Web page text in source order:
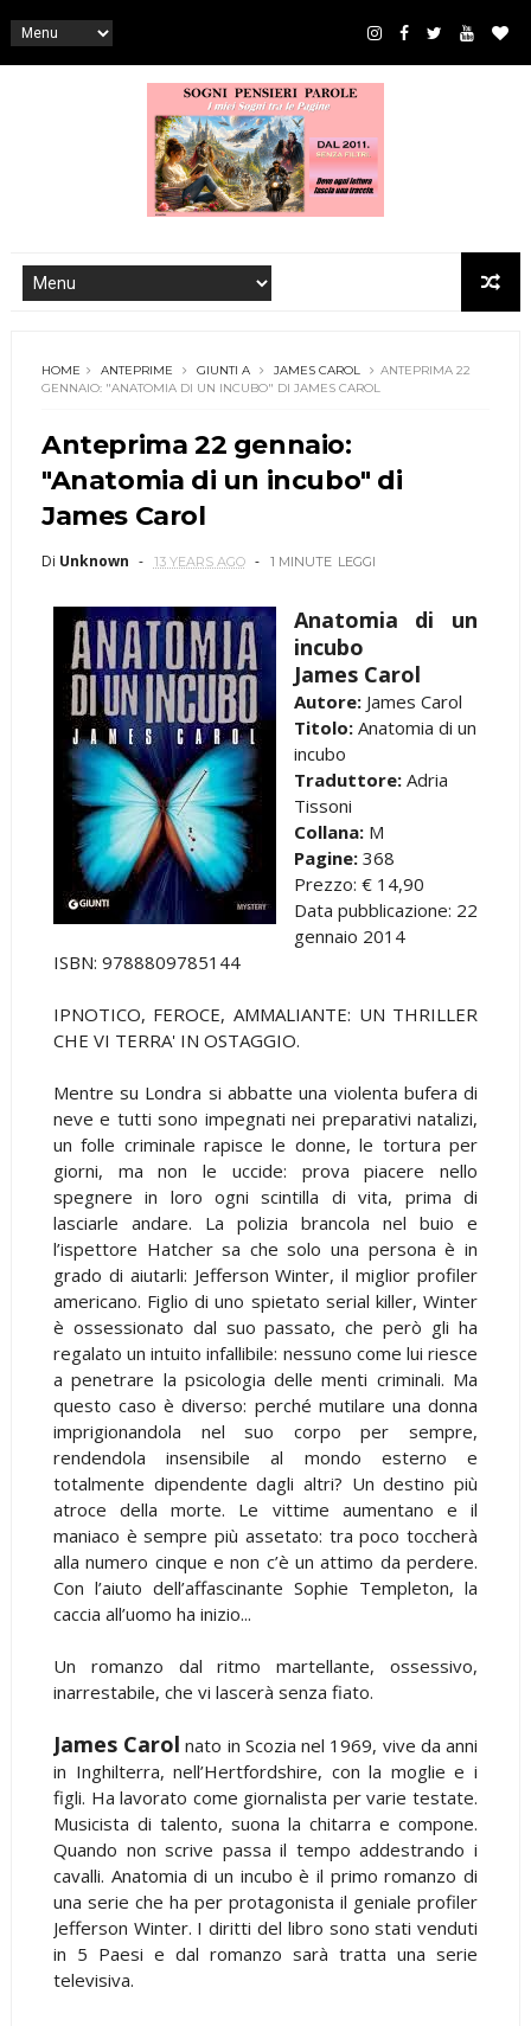
HOME ANTEPRIME GIUNTI A JAMES CAROL
ANTEPRIMA 22
GENNAIO: "ANATOMIA DI UN INCUBO" DI JAMES CAROL
Anteprima 22 gennaio:
"Anatomia di un incubo" di
James Carol
Di Unknown 13 YEARS AGO 1 MINUTE LEGGI
Anatomia di un
incubo
James Carol
Autore:James Carol
Titolo: Anatomia di un
incubo
Traduttore: Adria
Tissoni
Collana: M
Pagine: 368
Prezzo: € 14,90
Data pubblicazione: 22
gennaio 2014
ISBN: 9788809785144
IPNOTICO, FEROCE, AMMALIANTE: UN THRILLER
CHE VI TERRA' IN OSTAGGIO.
Mentre su Londra si abbatte una violenta bufera di
neve e tutti sono impegnati nei preparativi natalizi,
un folle criminale rapisce le donne, le tortura per
giorni, ma non le uccide: prova piacere nello
spegnere in loro ogni scintilla di vita, prima di
lasciarle andare. La polizia brancola nel buio e
l’ispettore Hatcher sa che solo una persona è in
grado di aiutarli: Jefferson Winter, il miglior profiler
americano. Figlio di uno spietato serial killer, Winter
è ossessionato dal suo passato, che però gli ha
regalato un intuito infallibile: nessuno come lui riesce
a penetrare la psicologia delle menti criminali. Ma
questo caso è diverso: perché mutilare una donna
imprigionandola nel suo corpo per sempre,
rendendola insensibile al mondo esterno e
totalmente dipendente dagli altri? Un destino più
atroce della morte. Le vittime aumentano e il
maniaco è sempre più assetato: tra poco toccherà
alla numero cinque e non c’è un attimo da perdere.
Con l’aiuto dell’affascinante Sophie Templeton, la
caccia all’uomo ha inizio...
Un romanzo dal ritmo martellante, ossessivo,
inarrestabile, che vi lascerà senza fiato.
James Carol nato in Scozia nel 1969, vive da anni
in Inghilterra, nell’Hertfordshire, con la moglie e i
figli. Ha lavorato come giornalista per varie testate.
Musicista di talento, suona la chitarra e compone.
Quando non scrive passa il tempo addestrando i
cavalli. Anatomia di un incubo è il primo romanzo di
una serie che ha per protagonista il geniale profiler
Jefferson Winter. I diritti del libro sono stati venduti
in 5 Paesi e dal romanzo sarà tratta una serie
televisiva.